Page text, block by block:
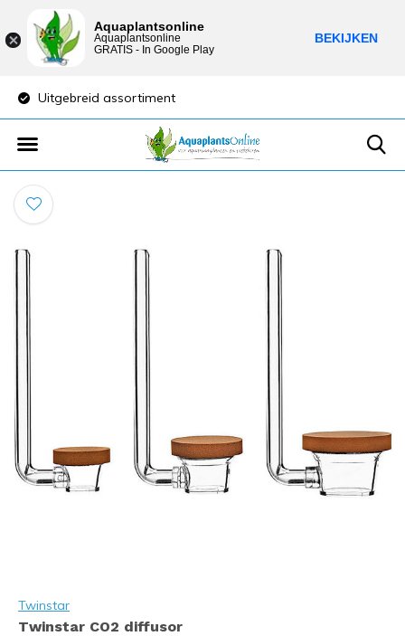
Uitgebreid assortiment
Twinstar
Twinstar CO2 diffusor
Aquaplantsonline
Aquaplantsonline
GRATIS - In Google Play
BEKIJKEN